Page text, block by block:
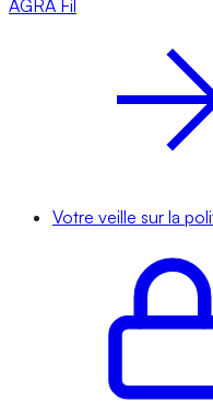
AGRA Fil
Votre veille sur la